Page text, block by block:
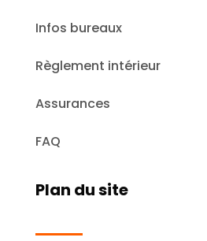
Infos bureaux
Règlement intérieur
Assurances
FAQ
Plan du site